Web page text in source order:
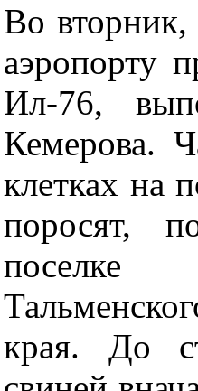
Во вторник,
аэропорту
Ил-76,
Кемерова.
клетках на
поросят,
поселке
края. До